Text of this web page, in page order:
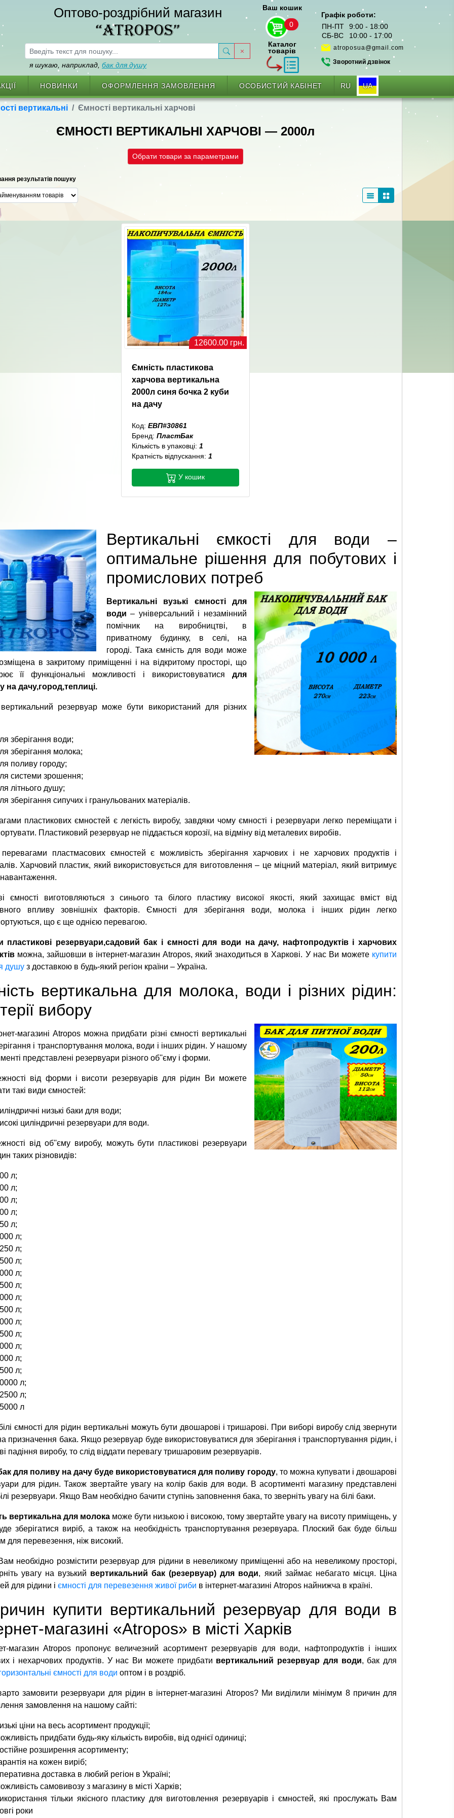
Оптово-роздрібний магазин
“ATROPOS”
я шукаю, наприклад, бак для душу
Ваш кошик
0
Каталог
товарів
Графік роботи:
ПН-ПТ
9:00 - 18:00
СБ-ВС
10:00 - 17:00
atroposua@gmail.com
Зворотний дзвінок
НОВИНКИ ОФОРМЛЕННЯ ЗАМОВЛЕННЯ ОСОБИСТИЙ КАБІНЕТ RU UA
вертикальні Ємності вертикальні харчові
ЄМНОСТІ ВЕРТИКАЛЬНІ ХАРЧОВІ — 2000л
Обрати товари за параметрами
результатів пошуку
12600.00 грн.
Ємність пластикова
харчова вертикальна
2000л синя бочка 2 куби
на дачу
Код: ЕВП#30861
Бренд: ПластБак
Кількість в упаковці: 1
Кратність відпускання: 1
У кошик
Вертикальні ємкості для води –
оптимальне рішення для побутових і
промислових потреб
Вертикальні вузькі ємності для
води – універсальний і незамінний
помічник на виробництві, в
приватному будинку, в селі, на
городі. Така ємність для води може
в закритому приміщенні і на відкритому просторі, що
її функціональні можливості і використовуватися для
на дачу,город,теплиці.
резервуар може бути використаний для різних
зберігання води;
зберігання молока;
поливу городу;
системи зрошення;
літнього душу;
зберігання сипучих і гранульованих матеріалів.
пластикових ємностей є легкість виробу, завдяки чому ємності і резервуари легко переміщати і
Пластиковий резервуар не піддається корозії, на відміну від металевих виробів.
пластмасових ємностей є можливість зберігання харчових і не харчових продуктів і
Харчовий пластик, який використовується для виготовлення – це міцний матеріал, який витримує
навантаження.
ємності виготовляються з синього та білого пластику високої якості, який захищає вміст від
впливу зовнішніх факторів. Ємності для зберігання води, молока і інших рідин легко
що є ще однією перевагою.
пластикові резервуари,садовий бак і ємності для води на дачу, нафтопродуктів і харчових
можна, зайшовши в інтернет-магазин Atropos, який знаходиться в Харкові. У нас Ви можете купити
душуз доставкою в будь-який регіон країни – Україна.
вертикальна для молока, води і різних рідин:
вибору
магазині Atropos можна придбати різні ємності вертикальні
і транспортування молока, води і інших рідин. У нашому
представлені резервуари різного об''єму і форми.
від форми і висоти резервуарів для рідин Ви можете
такі види ємностей:
низькі баки для води;
циліндричні резервуари для води.
від об''єму виробу, можуть бути пластикові резервуари
таких різновидів:
л;
л;
л;
л;
л;
л;
л;
л;
л;
л;
л;
л;
л;
л;
л;
л;
л;
л;
л;
л
ємності для рідин вертикальні можуть бути двошарові і тришарові. При виборі виробу слід звернути
призначення бака. Якщо резервуар буде використовуватися для зберігання і транспортування рідин, і
падіння виробу, то слід віддати перевагу тришаровим резервуарів.
для поливу на дачу буде використовуватися для поливу городу, то можна купувати і двошарові
для рідин. Також звертайте увагу на колір баків для води. В асортименті магазину представлені
резервуари. Якщо Вам необхідно бачити ступінь заповнення бака, то зверніть увагу на білі баки.
вертикальна для молока може бути низькою і високою, тому звертайте увагу на висоту приміщень, у
зберігатися виріб, а також на необхідність транспортування резервуара. Плоский бак буде більш
для перевезення, ніж високий.
необхідно розмістити резервуар для рідини в невеликому приміщенні або на невеликому просторі,
увагу на вузький вертикальний бак (резервуар) для води, який займає небагато місця. Ціна
для рідини і ємності для перевезення живої риби в інтернет-магазині Atropos найнижча в країні.
купити вертикальний резервуар для води в
магазині «Atropos» в місті Харків
магазин Atropos пропонує величезний асортимент резервуарів для води, нафтопродуктів і інших
і нехарчових продуктів. У нас Ви можете придбати вертикальний резервуар для води, бак для
ємності для води оптом і в роздріб.
замовити резервуари для рідин в інтернет-магазині Atropos? Ми виділили мінімум 8 причин для
замовлення на нашому сайті:
ціни на весь асортимент продукції;
придбати будь-яку кількість виробів, від однієї одиниці;
розширення асортименту;
на кожен виріб;
доставка в любий регіон в Україні;
самовивозу з магазину в місті Харків;
тільки якісного пластику для виготовлення резервуарів і ємностей, які прослужать Вам
роки